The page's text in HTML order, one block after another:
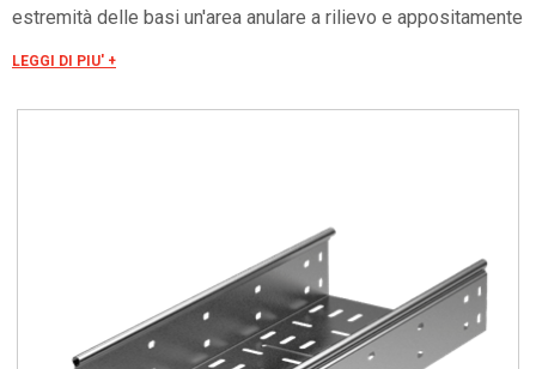
estremità delle basi un'area anulare a rilievo e appositamente
maggiore tenuta ai carichi e consente l’assemblaggio di tutti i
parte. La lunghezza reale degli elementi rettilinei della serie
C5 è pari a L+30 mm. I 30 mm sono azzerati in fase di
installazione grazie al nostro sistema di incastro. Asole bordi
10x7 mm. Asole base 19x7 mm.
LEGGI DI PIU' +